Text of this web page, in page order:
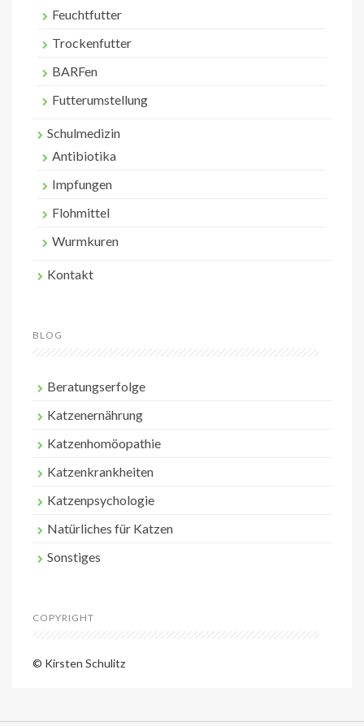
Feuchtfutter
Trockenfutter
BARFen
Futterumstellung
Schulmedizin
Antibiotika
Impfungen
Flohmittel
Wurmkuren
Kontakt
BLOG
Beratungserfolge
Katzenernährung
Katzenhomöopathie
Katzenkrankheiten
Katzenpsychologie
Natürliches für Katzen
Sonstiges
COPYRIGHT
© Kirsten Schulitz